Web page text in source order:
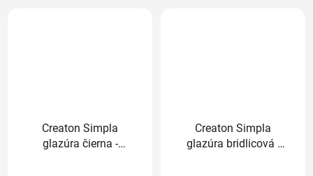
Creaton Simpla
glazúra čierna -
Creaton Simpla
glazúra bridlicová -